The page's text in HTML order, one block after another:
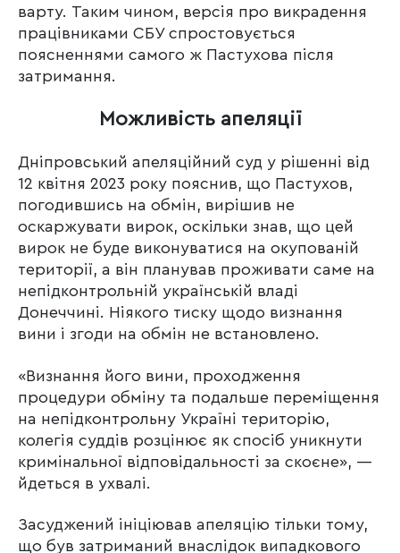
варту. Таким чином, версія про викрадення
працівниками СБУ спростовується
поясненнями самого ж Пастухова після
затримання.
Можливість апеляції
Дніпровський апеляційний суд у рішенні від
12 квітня 2023 року пояснив, що Пастухов,
погодившись на обмін, вирішив не
оскаржувати вирок, оскільки знав, що цей
вирок не буде виконуватися на окупованій
території, а він планував проживати саме на
непідконтрольній українській владі
Донеччині. Ніякого тиску щодо визнання
вини і згоди на обмін не встановлено.
«Визнання його вини, проходження
процедури обміну та подальше переміщення
на непідконтрольну Україні територію,
колегія суддів розцінює як спосіб уникнути
кримінальної відповідальності за скоєне», —
йдеться в ухвалі.
Засуджений ініціював апеляцію тільки тому,
що був затриманий внаслідок випадкового